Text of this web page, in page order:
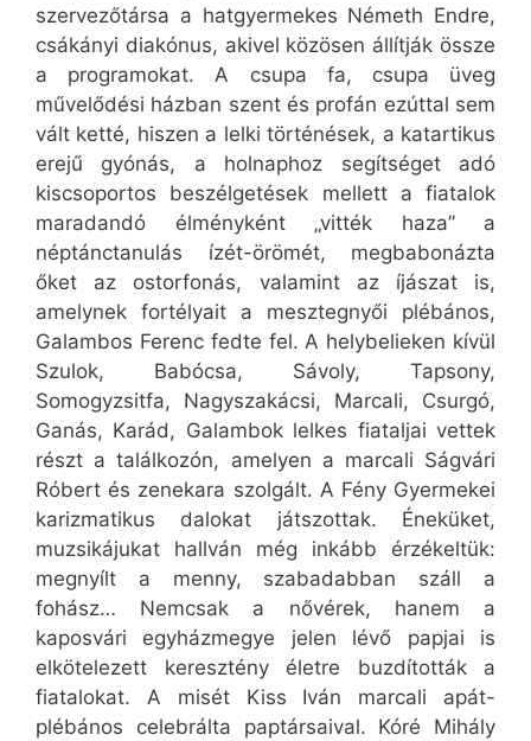
szervezőtársa a hatgyermekes Németh Endre,
csákányi diakónus, akivel közösen állítják össze
a programokat. A csupa fa, csupa üveg
művelődési házban szent és profán ezúttal sem
vált ketté, hiszen a lelki történések, a katartikus
erejű gyónás, a holnaphoz segítséget adó
kiscsoportos beszélgetések mellett a fiatalok
maradandó élményként „vitték haza” a
néptánctanulás ízét-örömét, megbabonázta
őket az ostorfonás, valamint az íjászat is,
amelynek fortélyait a mesztegnyői plébános,
Galambos Ferenc fedte fel. A helybelieken kívül
Szulok, Babócsa, Sávoly, Tapsony,
Somogyzsitfa, Nagyszakácsi, Marcali, Csurgó,
Ganás, Karád, Galambok lelkes fiataljai vettek
részt a találkozón, amelyen a marcali Ságvári
Róbert és zenekara szolgált. A Fény Gyermekei
karizmatikus dalokat játszottak. Éneküket,
muzsikájukat hallván még inkább érzékeltük:
megnyílt a menny, szabadabban száll a
fohász… Nemcsak a nővérek, hanem a
kaposvári egyházmegye jelen lévő papjai is
elkötelezett keresztény életre buzdították a
fiatalokat. A misét Kiss Iván marcali apát-
plébános celebrálta paptársaival. Kóré Mihály